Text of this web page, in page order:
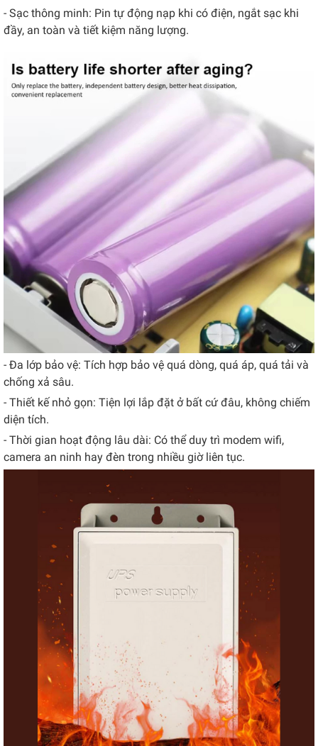
- Sạc thông minh: Pin tự động nạp khi có điện, ngắt sạc khi
đầy, an toàn và tiết kiệm năng lượng.
- Đa lớp bảo vệ: Tích hợp bảo vệ quá dòng, quá áp, quá tải và
chống xả sâu.
- Thiết kế nhỏ gọn: Tiện lợi lắp đặt ở bất cứ đâu, không chiếm
diện tích.
- Thời gian hoạt động lâu dài: Có thể duy trì modem wifi,
camera an ninh hay đèn trong nhiều giờ liên tục.